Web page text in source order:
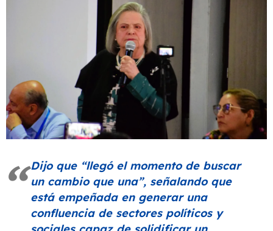
Dijo que “llegó el momento de buscar
un cambio que una”, señalando que
está empeñada en generar una
confluencia de sectores políticos y